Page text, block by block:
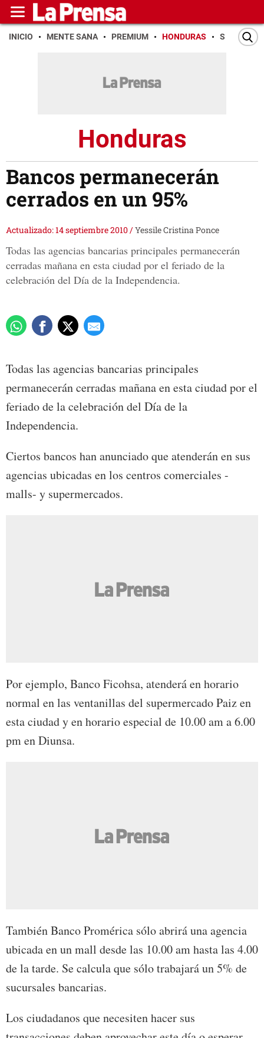
INICIO MENTE SANA PREMIUM HONDURAS SAN PEDRO
Honduras
Bancos permanecerán
cerrados en un 95%
Actualizado: 14 septiembre 2010/Yessile Cristina Ponce
Todas las agencias bancarias principales permanecerán
cerradas mañana en esta ciudad por el feriado de la
celebración del Día de la Independencia.
Todas las agencias bancarias principales
permanecerán cerradas mañana en esta ciudad por el
feriado de la celebración del Día de la
Independencia.
Ciertos bancos han anunciado que atenderán en sus
agencias ubicadas en los centros comerciales -
malls- y supermercados.
Por ejemplo, Banco Ficohsa, atenderá en horario
normal en las ventanillas del supermercado Paiz en
esta ciudad y en horario especial de 10.00 am a 6.00
pm en Diunsa.
También Banco Promérica sólo abrirá una agencia
ubicada en un mall desde las 10.00 am hasta las 4.00
de la tarde. Se calcula que sólo trabajará un 5% de
sucursales bancarias.
Los ciudadanos que necesiten hacer sus